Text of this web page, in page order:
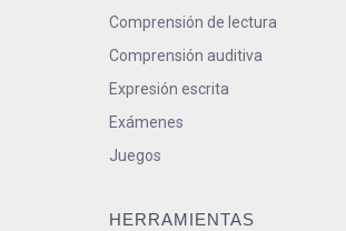
Comprensión de lectura
Comprensión auditiva
Expresión escrita
Exámenes
Juegos
HERRAMIENTAS